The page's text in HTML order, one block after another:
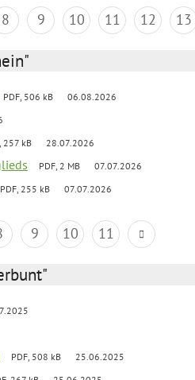
8 9 10 11 12 13
PDF, 506 kB 06.08.2026
257 kB 28.07.2026
PDF, 2 MB 07.07.2026
PDF, 255 kB 07.07.2026
9 10 11
PDF, 508 kB 25.06.2025